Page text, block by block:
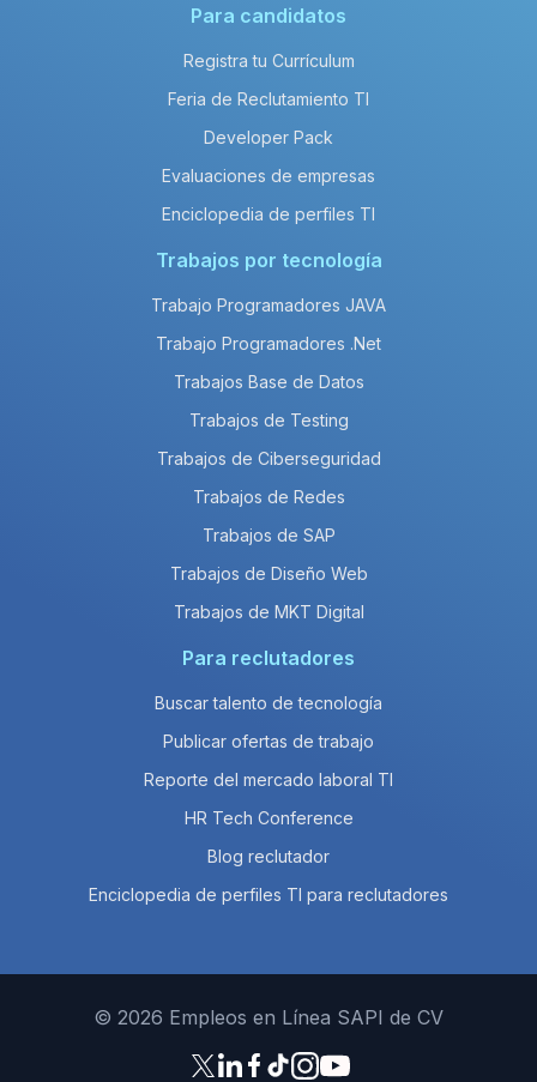
Para candidatos
Registra tu Currículum
Feria de Reclutamiento TI
Developer Pack
Evaluaciones de empresas
Enciclopedia de perfiles TI
Trabajos por tecnología
Trabajo Programadores JAVA
Trabajo Programadores .Net
Trabajos Base de Datos
Trabajos de Testing
Trabajos de Ciberseguridad
Trabajos de Redes
Trabajos de SAP
Trabajos de Diseño Web
Trabajos de MKT Digital
Para reclutadores
Buscar talento de tecnología
Publicar ofertas de trabajo
Reporte del mercado laboral TI
HR Tech Conference
Blog reclutador
Enciclopedia de perfiles TI para reclutadores
© 2026 Empleos en Línea SAPI de CV